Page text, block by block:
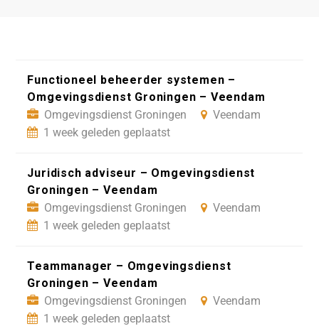
Functioneel beheerder systemen –
Omgevingsdienst Groningen – Veendam
Omgevingsdienst Groningen
Veendam
1 week geleden geplaatst
Juridisch adviseur – Omgevingsdienst
Groningen – Veendam
Omgevingsdienst Groningen
Veendam
1 week geleden geplaatst
Teammanager – Omgevingsdienst
Groningen – Veendam
Omgevingsdienst Groningen
Veendam
1 week geleden geplaatst